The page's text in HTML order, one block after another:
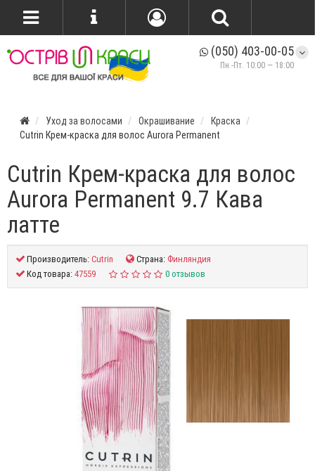
(050) 403-00-05
Пн.-Пт. 10:00 — 18:00
Уход за волосами Окрашивание
Краска
Cutrin Крем-краска для волос Aurora Permanent
Cutrin Крем-краска для волос
Aurora Permanent 9.7 Кава
латте
Производитель:Cutrin Страна: Финляндия
Код товара:47559 0 отзывов